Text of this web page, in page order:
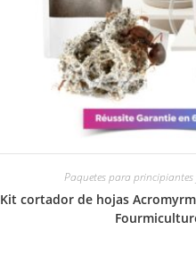
Paquetes para principiantes
Kit cortador de hojas